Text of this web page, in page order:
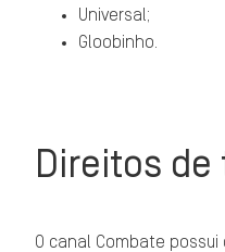
Universal;
Gloobinho.
Direitos
O canal Combate